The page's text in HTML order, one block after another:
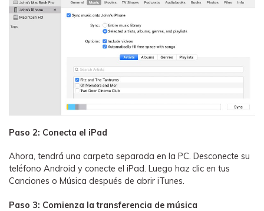
Paso 2: Conecta el iPad
Ahora, tendrá una carpeta separada en la PC. Desconecte su
teléfono Android y conecte el iPad. Luego haz clic en tus
Canciones o Música después de abrir iTunes.
Paso 3: Comienza la transferencia de música